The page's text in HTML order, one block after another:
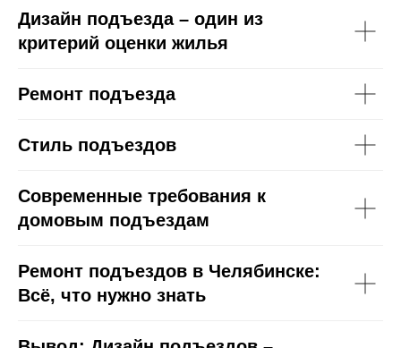
Дизайн подъезда – один из
критерий оценки жилья
Ремонт подъезда
Стиль подъездов
Современные требования к
домовым подъездам
Ремонт подъездов в Челябинске:
Всё, что нужно знать